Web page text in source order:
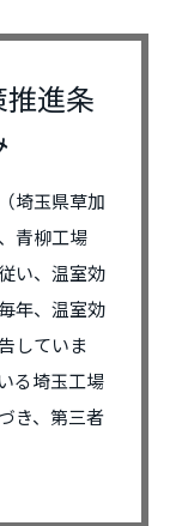
進条
埼玉県草加
青柳工場
い、温室効
年、温室効
していま
る埼玉工場
き、第三者